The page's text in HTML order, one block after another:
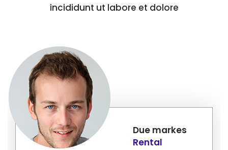
incididunt ut labore et dolore
Due markes
Rental